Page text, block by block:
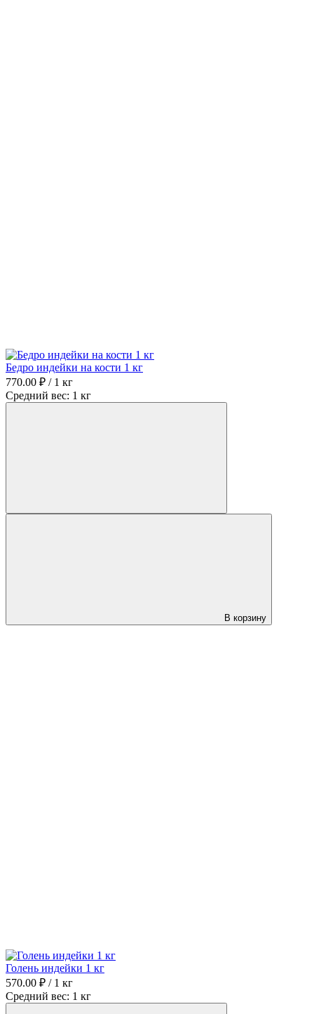
Бедро индейки на кости 1 кг
770.00 ₽ / 1 кг
Средний вес: 1 кг
В корзину
Голень индейки 1 кг
570.00 ₽ / 1 кг
Средний вес: 1 кг